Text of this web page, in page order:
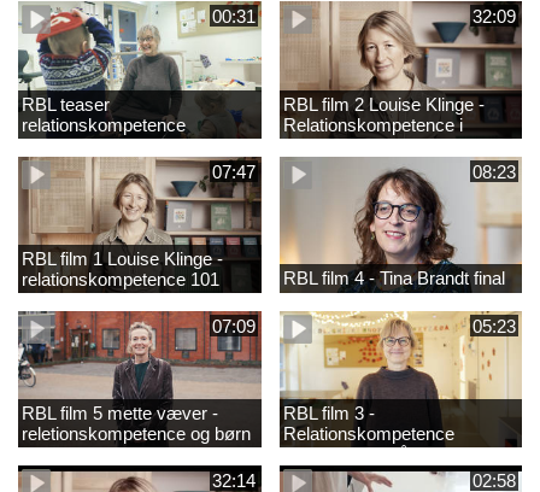
00:31
RBL teaser
relationskompetence
32:09
RBL film 2 Louise Klinge -
Relationskompetence i
praksis
07:47
RBL film 1 Louise Klinge -
relationskompetence 101
08:23
RBL film 4 - Tina Brandt final
07:09
RBL film 5 mette væver -
reletionskompetence og børn
i udsatte positioner
05:23
RBL film 3 -
Relationskompetence
Pædagogens råd
32:14
02:58